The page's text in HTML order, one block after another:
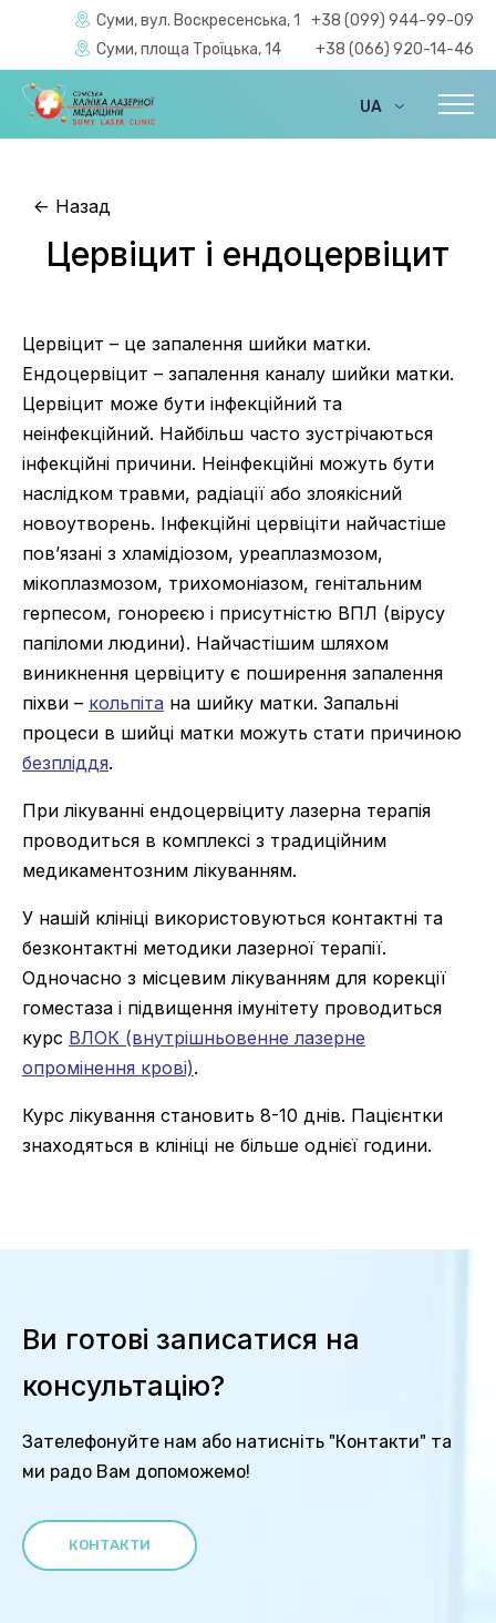
Суми, вул. Воскресенська, 1
+38 (099) 944-99-09
Суми, площа Троїцька, 14
+38 (066) 920-14-46
UA
<- Назад
Цервіцит і ендоцервіцит
Цервіцит – це запалення шийки матки.
Ендоцервіцит – запалення каналу шийки матки.
Цервіцит може бути інфекційний та
неінфекційний. Найбільш часто зустрічаються
інфекційні причини. Неінфекційні можуть бути
наслідком травми, радіації або злоякісний
новоутворень. Інфекційні цервіціти найчастіше
пов’язані з хламідіозом, уреаплазмозом,
мікоплазмозом, трихомоніазом, генітальним
герпесом, гонореєю і присутністю ВПЛ (вірусу
папіломи людини). Найчастішим шляхом
виникнення цервіциту є поширення запалення
піхви – кольпіта на шийку матки. Запальні
процеси в шийці матки можуть стати причиною
безпліддя.
При лікуванні ендоцервіциту лазерна терапія
проводиться в комплексі з традиційним
медикаментозним лікуванням.
У нашій клініці використовуються контактні та
безконтактні методики лазерної терапії.
Одночасно з місцевим лікуванням для корекції
гоместаза і підвищення імунітету проводиться
курс ВЛОК (внутрішньовенне лазерне
опромінення крові).
Курс лікування становить 8-10 днів. Пацієнтки
знаходяться в клініці не більше однієї години.
Ви готові записатися на
консультацію?
Зателефонуйте нам або натисніть "Контакти" та
ми радо Вам допоможемо!
КОНТАКТИ